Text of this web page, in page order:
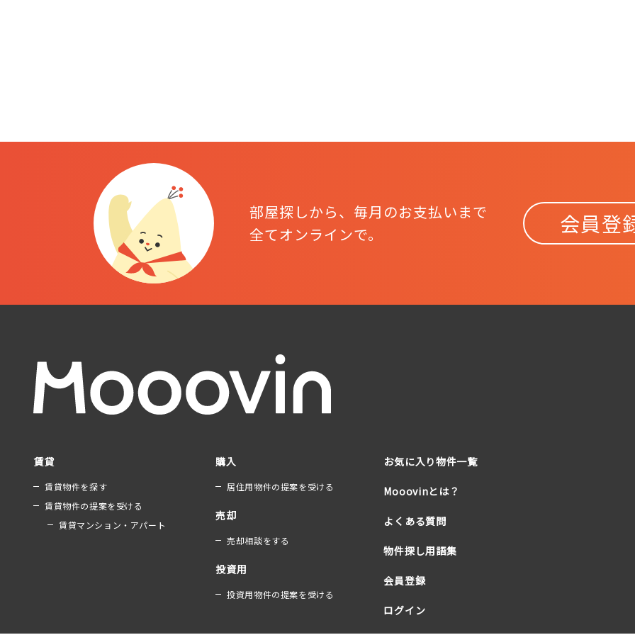
部屋探しから、毎月のお支払いまで
全てオンラインで。
会員登
賃貸
賃貸物件を探す
賃貸物件の提案を受ける
賃貸マンション・アパート
購入
居住用物件の提案を受ける
売却
売却相談をする
投資用
投資用物件の提案を受ける
お気に入り物件一覧
Mooovinとは？
よくある質問
物件探し用語集
会員登録
ログイン